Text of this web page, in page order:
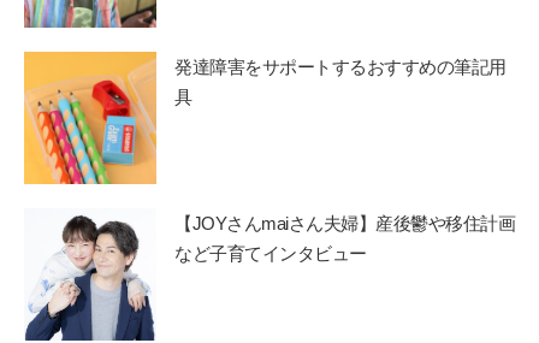
発達障害をサポートするおすすめの筆記用
具
【JOYさんmaiさん夫婦】産後鬱や移住計画
など子育てインタビュー